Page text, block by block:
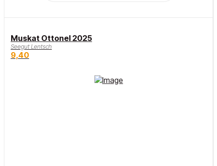
Muskat Ottonel 2025
Seegut Lentsch
9,40